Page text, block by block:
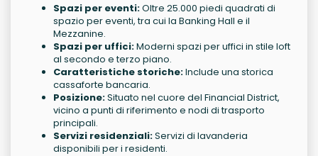
Spazi per eventi:Oltre 25.000 piedi quadrati di
spazio per eventi, tra cui la Banking Hall e il
Mezzanine.
Spazi per uffici:Moderni spazi per uffici in stile loft
al secondo e terzo piano.
Caratteristiche storiche:Include una storica
cassaforte bancaria.
Posizione:Situato nel cuore del Financial District,
vicino a punti di riferimento e nodi di trasporto
principali.
Servizi residenziali:Servizi di lavanderia
disponibili per i residenti.